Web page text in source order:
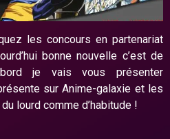
les concours en partenariat
bonne nouvelle c’est de
je vais vous présenter
sur Anime-galaxie et les
lourd comme d’habitude !